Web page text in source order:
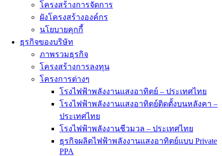
โครงสร้างการจัดการ
ผังโครงสร้างองค์กร
นโยบายคุกกี้
ธุรกิจของบริษัท
ภาพรวมธุรกิจ
โครงสร้างการลงทุน
โครงการต่างๆ
โรงไฟฟ้าพลังงานแสงอาทิตย์ – ประเทศไทย
โรงไฟฟ้าพลังงานแสงอาทิตย์ติดตั้งบนหลังคา –
ประเทศไทย
โรงไฟฟ้าพลังงานชีวมวล – ประเทศไทย
ธุรกิจผลิตไฟฟ้าพลังงานแสงอาทิตย์แบบ Private
PPA